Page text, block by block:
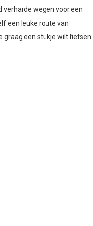
verharde wegen voor een
een leuke route van
graag een stukje wilt fietsen.